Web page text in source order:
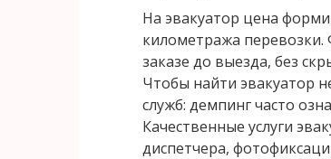
На эвакуатор цена
километража перевозки.
заказе до выезда, без
Чтобы найти эвакуатор
служб: демпинг часто
Качественные услуги
диспетчера,